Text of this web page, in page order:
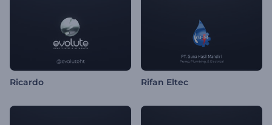
Ricardo Rifan Eltec